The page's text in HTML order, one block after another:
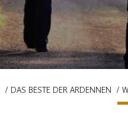
DAS BESTE DER ARDENNEN